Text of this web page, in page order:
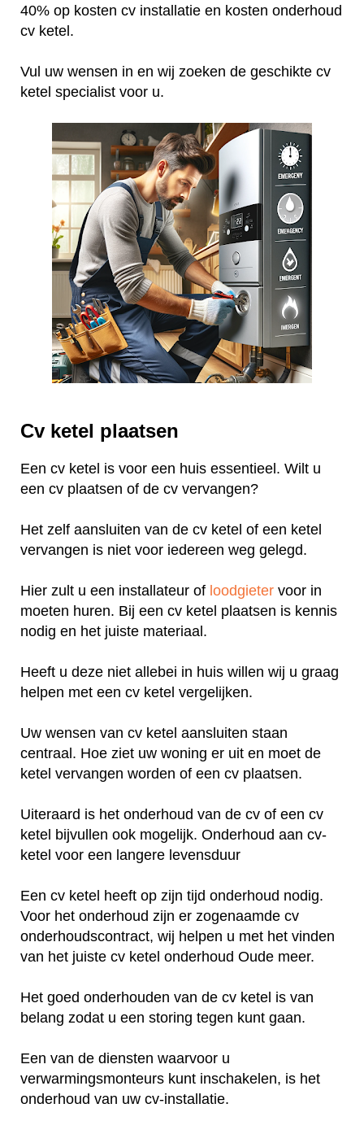
40% op kosten cv installatie en kosten onderhoud
cv ketel.
Vul uw wensen in en wij zoeken de geschikte cv
ketel specialist voor u.
Cv ketel plaatsen
Een cv ketel is voor een huis essentieel. Wilt u
een cv plaatsen of de cv vervangen?
Het zelf aansluiten van de cv ketel of een ketel
vervangen is niet voor iedereen weg gelegd.
Hier zult u een installateur of loodgieter voor in
moeten huren. Bij een cv ketel plaatsen is kennis
nodig en het juiste materiaal.
Heeft u deze niet allebei in huis willen wij u graag
helpen met een cv ketel vergelijken.
Uw wensen van cv ketel aansluiten staan
centraal. Hoe ziet uw woning er uit en moet de
ketel vervangen worden of een cv plaatsen.
Uiteraard is het onderhoud van de cv of een cv
ketel bijvullen ook mogelijk. Onderhoud aan cv-
ketel voor een langere levensduur
Een cv ketel heeft op zijn tijd onderhoud nodig.
Voor het onderhoud zijn er zogenaamde cv
onderhoudscontract, wij helpen u met het vinden
van het juiste cv ketel onderhoud Oude meer.
Het goed onderhouden van de cv ketel is van
belang zodat u een storing tegen kunt gaan.
Een van de diensten waarvoor u
verwarmingsmonteurs kunt inschakelen, is het
onderhoud van uw cv-installatie.